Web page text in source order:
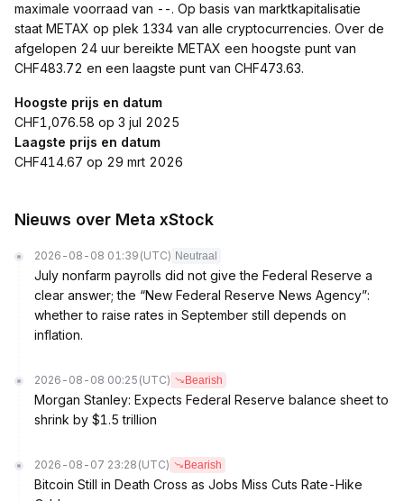
maximale voorraad van --. Op basis van marktkapitalisatie
staat METAX op plek 1334 van alle cryptocurrencies. Over de
afgelopen 24 uur bereikte METAX een hoogste punt van
CHF483.72 en een laagste punt van CHF473.63.
Hoogste prijs en datum
CHF1,076.58 op 3 jul 2025
Laagste prijs en datum
CHF414.67 op 29 mrt 2026
Nieuws over Meta xStock
2026-08-08 01:39 (UTC) Neutraal
July nonfarm payrolls did not give the Federal Reserve a
clear answer; the “New Federal Reserve News Agency”:
whether to raise rates in September still depends on
inflation.
2026-08-08 00:25 (UTC) Bearish
Morgan Stanley: Expects Federal Reserve balance sheet to
shrink by $1.5 trillion
2026-08-07 23:28 (UTC) Bearish
Bitcoin Still in Death Cross as Jobs Miss Cuts Rate-Hike